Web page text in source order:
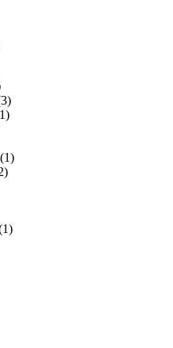
(1)